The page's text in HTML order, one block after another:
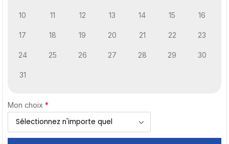
10 11 12 13 14 15 16
17 18 19 20 21 22 23
24 25 26 27 28 29 30
31
Mon choix *